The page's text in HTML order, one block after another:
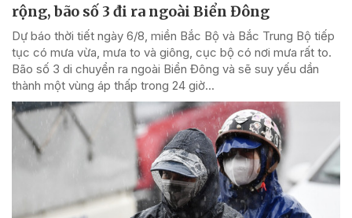
rộng, bão số 3 đi ra ngoài Biển Đông
Dự báo thời tiết ngày 6/8, miền Bắc Bộ và Bắc Trung Bộ tiếp
tục có mưa vừa, mưa to và giông, cục bộ có nơi mưa rất to.
Bão số 3 di chuyển ra ngoài Biển Đông và sẽ suy yếu dần
thành một vùng áp thấp trong 24 giờ...